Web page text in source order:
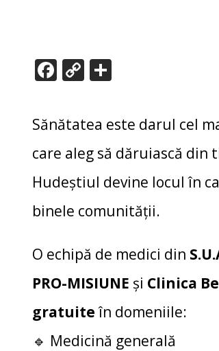
F
e
b
o
o
k
C
p
y
Li
n
k
ta
je
az
ă
Sănătatea este darul cel
care aleg să dăruiască
Hudeștiul devine locul în
binele comunității.
O echipă de medici din
PRO-MISIUNE și Clinica
gratuiteîn domeniile:
🔹 Medicină generală